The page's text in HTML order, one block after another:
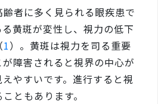
者に多く見られる眼疾患で
黄斑が変性し、視力の低下
1）。黄斑は視力を司る重要
障害されると視界の中心が
やすいです。進行すると視
ともあります。